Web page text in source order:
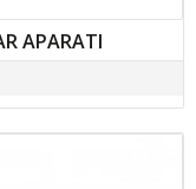
APARATI